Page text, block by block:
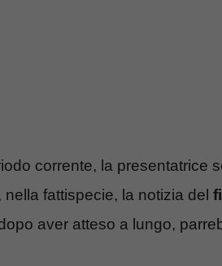
corrente, la presentatrice
fattispecie, la notizia del
aver atteso a lungo,